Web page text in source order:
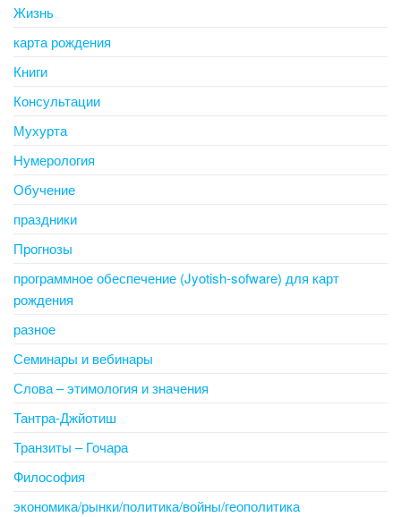
Жизнь
карта рождения
Книги
Консультации
Мухурта
Нумерология
Обучение
праздники
Прогнозы
программное обеспечение (Jyotish-sofware) для карт
рождения
разное
Семинары и вебинары
Слова – этимология и значения
Тантра-Джйотиш
Транзиты – Гочара
Философия
экономика/рынки/политика/войны/геополитика